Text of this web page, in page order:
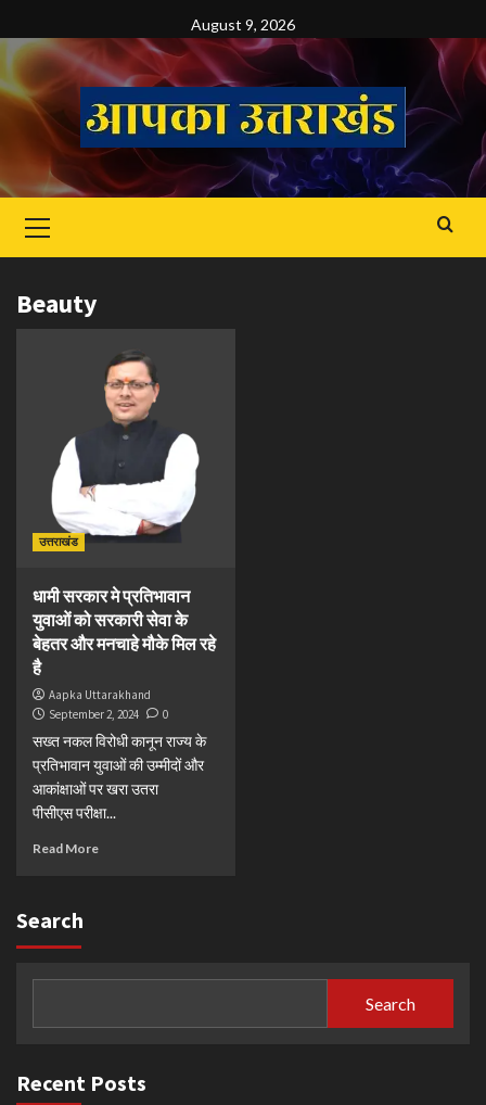
to
content
August 9, 2026
Menu
Beauty
उत्तराखंड
धामी सरकार मे प्रतिभावान
युवाओं को सरकारी सेवा के
बेहतर और मनचाहे मौके मिल रहे
है
Aapka Uttarakhand
September 2, 2024
0
सख्त नकल विरोधी कानून राज्य के
प्रतिभावान युवाओं की उम्मीदों और
आकांक्षाओं पर खरा उतरा
पीसीएस परीक्षा...
Read More
Search
Search
Recent Posts